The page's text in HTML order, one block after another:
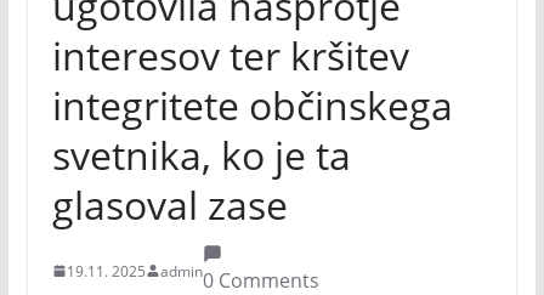
interesov ter kršitev
integritete občinskega
svetnika, ko je ta
glasoval zase
19.11. 2025 admin0 Comments